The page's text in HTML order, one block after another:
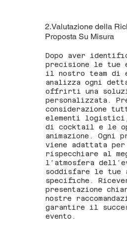
2.Valutazione della
Proposta Su Misura
Dopo aver
precisione le tue
il nostro team di
analizza ogni
offrirti una
personalizzata.
considerazione
elementi
di cocktail e le
animazione. Ogni
viene adattata per
rispecchiare al
l’atmosfera
soddisfare le tue
specifiche.
presentazione
nostre
garantire il
evento.